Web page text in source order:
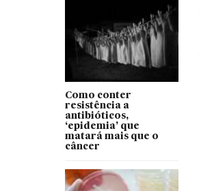
Como conter
resistência a
antibióticos,
‘epidemia’ que
matará mais que o
câncer